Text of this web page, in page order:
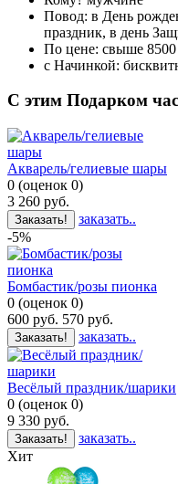
Повод: в День
праздник, в день
По цене: свыше 8500
с Начинкой:
C этим Подарком
Акварель/гелиевые шары
0 (оценок 0)
3 260 руб.
Заказать!
заказать..
-5%
Бомбастик/розы пионка
0 (оценок 0)
600 руб. 570 руб.
Заказать! заказать..
Весёлый праздник/шарики
0 (оценок 0)
9 330 руб.
Заказать!
заказать..
Хит